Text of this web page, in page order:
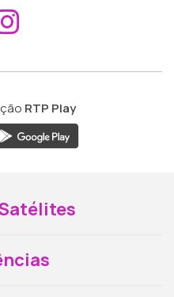
ao
RTP Play